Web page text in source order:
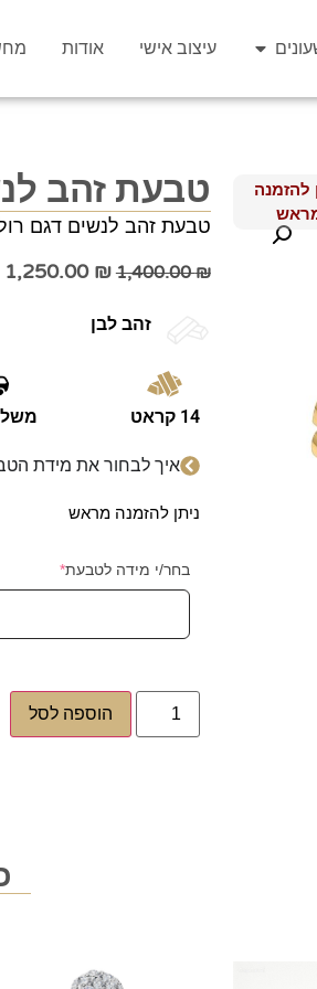
עיצוב אישי אודות
להזמנה
טבעת זהב
טבעת זהב לנשים דגם
1,400.00₪
1,250.00 ₪
זהב לבן
14 קראט
איך לבחור את מידת
ניתן להזמנה מראש
בחר/י מידה לטבעת*
הוספה לסל